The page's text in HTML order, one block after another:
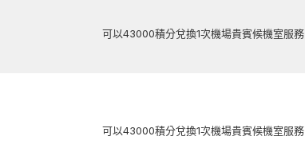
可以43000積分兌換1次機場貴賓候機室服務
可以43000積分兌換1次機場貴賓候機室服務